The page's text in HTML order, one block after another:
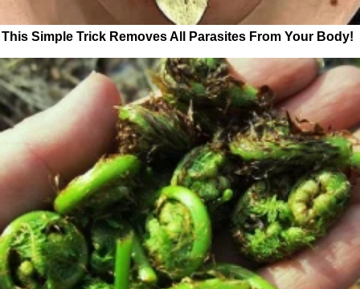
This Simple Trick Removes All Parasites From Your Body!